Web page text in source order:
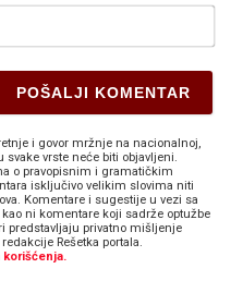
E-
i govor mržnje na nacionalnoj,
svake vrste neće biti objavljeni.
o pravopisnim i gramatičkim
isključivo velikim slovima niti
Komentare i sugestije u vezi sa
ni komentare koji sadrže optužbe
predstavljaju privatno mišljenje
Rešetka portala.